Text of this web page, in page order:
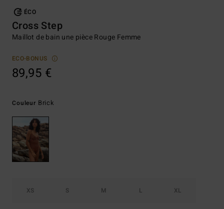
ÉCO
Cross Step
Maillot de bain une pièce Rouge Femme
ECO-BONUS
89,95 €
Couleur Brick
XS S M L XL